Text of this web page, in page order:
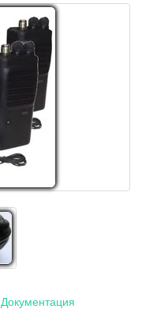
Документация